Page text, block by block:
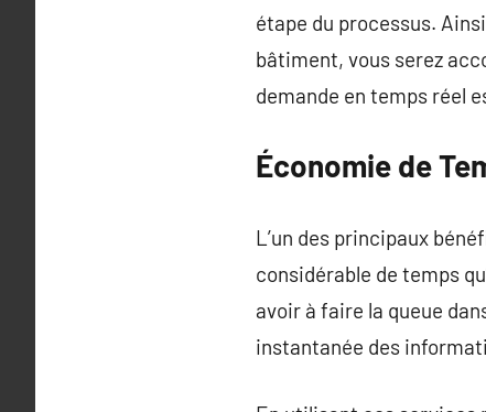
étape du processus.
bâtiment, vous serez
demande en temps réel
Économie de
L’un des principaux
considérable de temps
avoir à faire la queue
instantanée des